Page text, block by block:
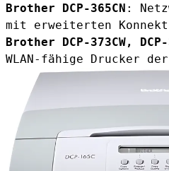
Brother DCP-365CN :
mit erweiterten
Brother DCP-373CW, DCP-
WLAN-fähige Drucker